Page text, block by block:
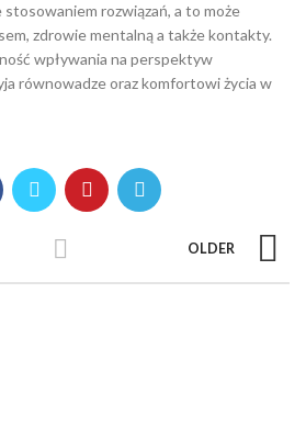
rozwiązań, a to może
zdrowie mentalną a także kontakty.
wpływania na perspektyw
równowadze oraz komfortowi życia w
OLDER